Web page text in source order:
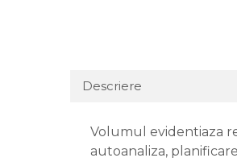
Descriere
Volumul evidentiaza
autoanaliza,